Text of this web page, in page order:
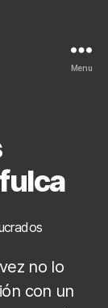
Menu
no lo
con un